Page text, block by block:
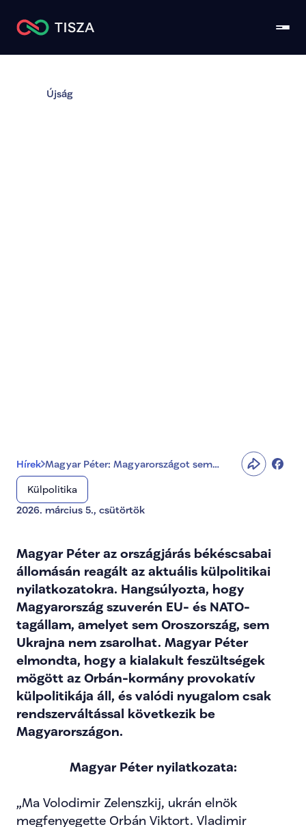
Újság
Hírek Magyar Péter: Magyarországot sem
Oroszország, sem Ukrajna nem
fenyegetheti
Külpolitika
2026. március 5., csütörtök
Magyar Péter az országjárás békéscsabai
állomásán reagált az aktuális külpolitikai
nyilatkozatokra. Hangsúlyozta, hogy
Magyarország szuverén EU- és NATO-
tagállam, amelyet sem Oroszország, sem
Ukrajna nem zsarolhat. Magyar Péter
elmondta, hogy a kialakult feszültségek
mögött az Orbán-kormány provokatív
külpolitikája áll, és valódi nyugalom csak
rendszerváltással következik be
Magyarországon.
Magyar Péter nyilatkozata:
„Ma Volodimir Zelenszkij, ukrán elnök
megfenyegette Orbán Viktort. Vladimir